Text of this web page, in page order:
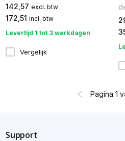
142,57 excl. btw
172,51 incl. btw
Levertijd 1 tot 3 werkdagen
Vergelijk
Pagina 1
Support